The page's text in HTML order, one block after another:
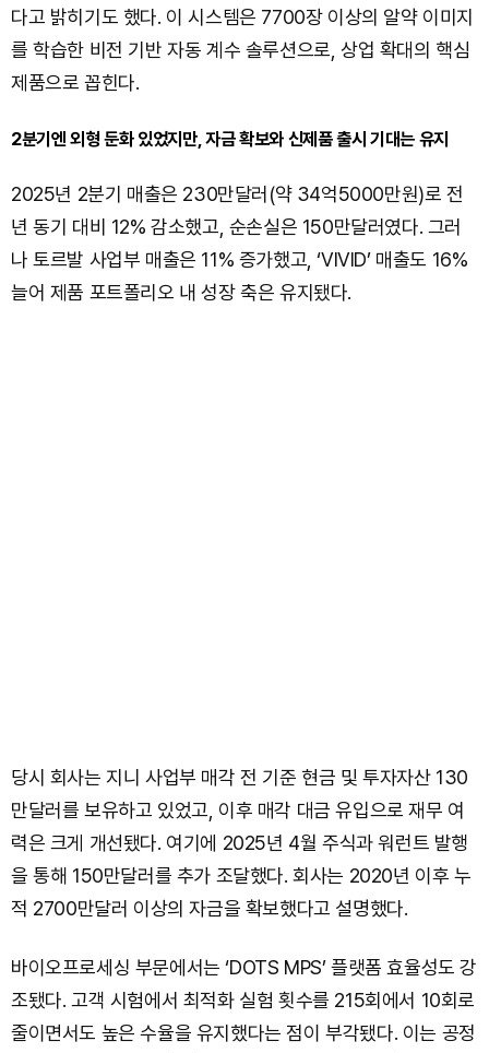
다고 밝히기도 했다. 이 시스템은 7700장 이상의 알약 이미지
를 학습한 비전 기반 자동 계수 솔루션으로, 상업 확대의 핵심
제품으로 꼽힌다.
2분기엔 외형 둔화 있었지만, 자금 확보와 신제품 출시 기대는 유지
2025년 2분기 매출은 230만달러(약 34억5000만원)로 전
년 동기 대비 12% 감소했고, 순손실은 150만달러였다. 그러
나 토르발 사업부 매출은 11% 증가했고, ‘VIVID’ 매출도 16%
늘어 제품 포트폴리오 내 성장 축은 유지됐다.
당시 회사는 지니 사업부 매각 전 기준 현금 및 투자자산 130
만달러를 보유하고 있었고, 이후 매각 대금 유입으로 재무 여
력은 크게 개선됐다. 여기에 2025년 4월 주식과 워런트 발행
을 통해 150만달러를 추가 조달했다. 회사는 2020년 이후 누
적 2700만달러 이상의 자금을 확보했다고 설명했다.
바이오프로세싱 부문에서는 ‘DOTS MPS’ 플랫폼 효율성도 강
조됐다. 고객 시험에서 최적화 실험 횟수를 215회에서 10회로
줄이면서도 높은 수율을 유지했다는 점이 부각됐다. 이는 공정